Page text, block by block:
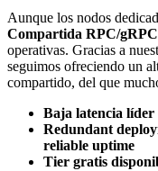
Aunque los nodos
Compartida RPC/
operativas. Gracias a
seguimos ofreciendo un
compartido, del que
Baja latencia
Redundant
reliable uptime
Tier gratis